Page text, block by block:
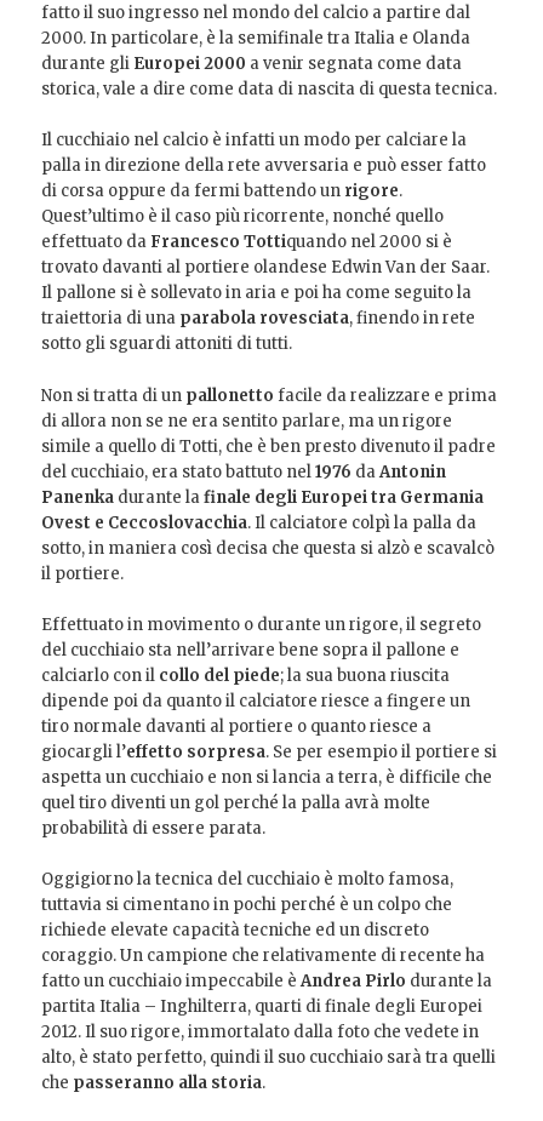
fatto il suo ingresso nel mondo del calcio a partire dal
2000. In particolare, è la semifinale tra Italia e Olanda
durante gli Europei 2000 a venir segnata come data
storica, vale a dire come data di nascita di questa tecnica.
Il cucchiaio nel calcio è infatti un modo per calciare la
palla in direzione della rete avversaria e può esser fatto
di corsa oppure da fermi battendo un rigore.
Quest’ultimo è il caso più ricorrente, nonché quello
effettuato da Francesco Tottiquando nel 2000 si è
trovato davanti al portiere olandese Edwin Van der Saar.
Il pallone si è sollevato in aria e poi ha come seguito la
traiettoria di una parabola rovesciata, finendo in rete
sotto gli sguardi attoniti di tutti.
Non si tratta di un pallonetto facile da realizzare e prima
di allora non se ne era sentito parlare, ma un rigore
simile a quello di Totti, che è ben presto divenuto il padre
del cucchiaio, era stato battuto nel1976 daAntonin
Panenka durante lafinale degli Europei tra Germania
Ovest e Ceccoslovacchia. Il calciatore colpì la palla da
sotto, in maniera così decisa che questa si alzò e scavalcò
il portiere.
Effettuato in movimento o durante un rigore, il segreto
del cucchiaio sta nell’arrivare bene sopra il pallone e
calciarlo con il collo del piede; la sua buona riuscita
dipende poi da quanto il calciatore riesce a fingere un
tiro normale davanti al portiere o quanto riesce a
giocargli l’effetto sorpresa. Se per esempio il portiere si
aspetta un cucchiaio e non si lancia a terra, è difficile che
quel tiro diventi un gol perché la palla avrà molte
probabilità di essere parata.
Oggigiorno la tecnica del cucchiaio è molto famosa,
tuttavia si cimentano in pochi perché è un colpo che
richiede elevate capacità tecniche ed un discreto
coraggio. Un campione che relativamente di recente ha
fatto un cucchiaio impeccabile èAndrea Pirlo durante la
partita Italia – Inghilterra, quarti di finale degli Europei
2012. Il suo rigore, immortalato dalla foto che vedete in
alto, è stato perfetto, quindi il suo cucchiaio sarà tra quelli
che passeranno alla storia.